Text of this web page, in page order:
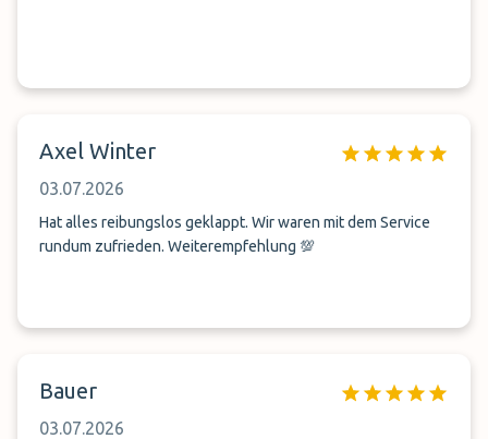
Axel Winter
03.07.2026
Hat alles reibungslos geklappt. Wir waren mit dem Service
rundum zufrieden. Weiterempfehlung 💯
Bauer
03.07.2026